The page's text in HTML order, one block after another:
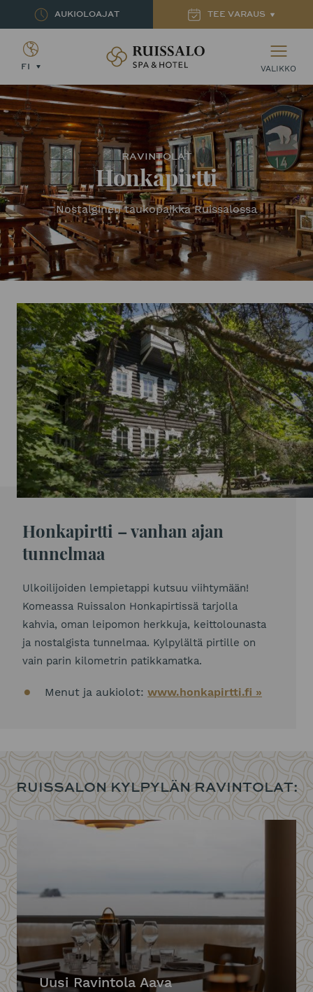
FI
Ruissalon Kylpylä – Ruissalo Spa Hotel
VALIKKO
AUKIOLOAJAT TEE VARAUS
RAVINTOLAT
Honkapirtti
Nostalginen taukopaikka Ruissalossa
Honkapirtti – vanhan ajan
tunnelmaa
Ulkoilijoiden lempietappi kutsuu viihtymään!
Komeassa Ruissalon Honkapirtissä tarjolla
kahvia, oman leipomon herkkuja, keittolounasta
ja nostalgista tunnelmaa. Kylpylältä pirtille on
vain parin kilometrin patikkamatka.
Menut ja aukiolot: www.honkapirtti.fi »
RUISSALON KYLPYLÄN RAVINTOLAT:
Uusi Ravintola Aava